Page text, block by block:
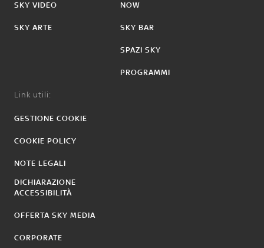
SKY VIDEO
SKY ARTE
NOW
SKY BAR
SPAZI SKY
PROGRAMMI
Link utili:
GESTIONE COOKIE
COOKIE POLICY
NOTE LEGALI
DICHIARAZIONE
ACCESSIBILITÀ
OFFERTA SKY MEDIA
CORPORATE